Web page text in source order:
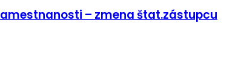
– zmena štat.zástupcu